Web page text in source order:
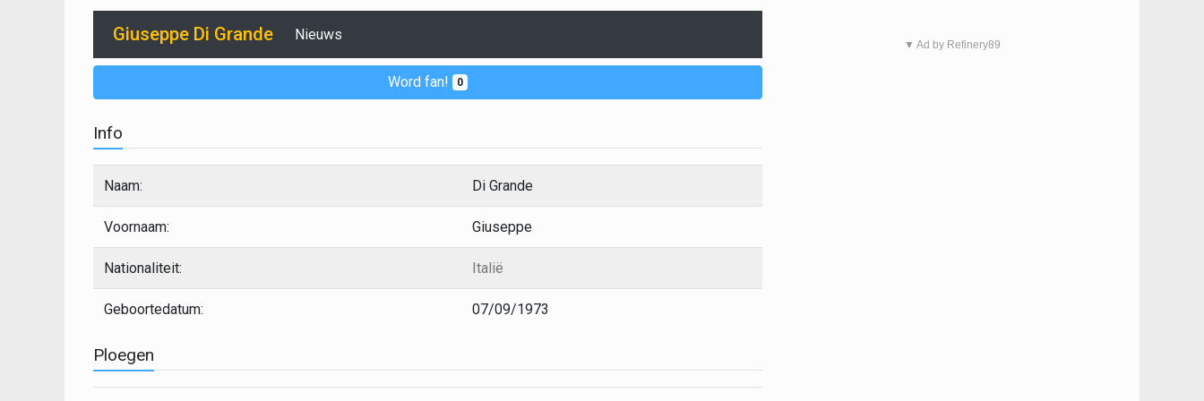
Giuseppe Di Grande Nieuws
Word fan! 0
Info
Naam: Di Grande
Voornaam: Giuseppe
Nationaliteit: Italië
Geboortedatum: 07/09/1973
Ploegen
▼ Ad by Refinery89